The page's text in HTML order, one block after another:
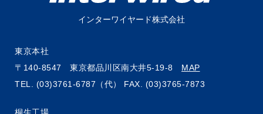
インターワイヤード株式会社
東京本社
〒140-8547 東京都品川区南大井5-19-8
MAP
TEL. (03)3761-6787（代） FAX. (03)3765-7873
桐生工場